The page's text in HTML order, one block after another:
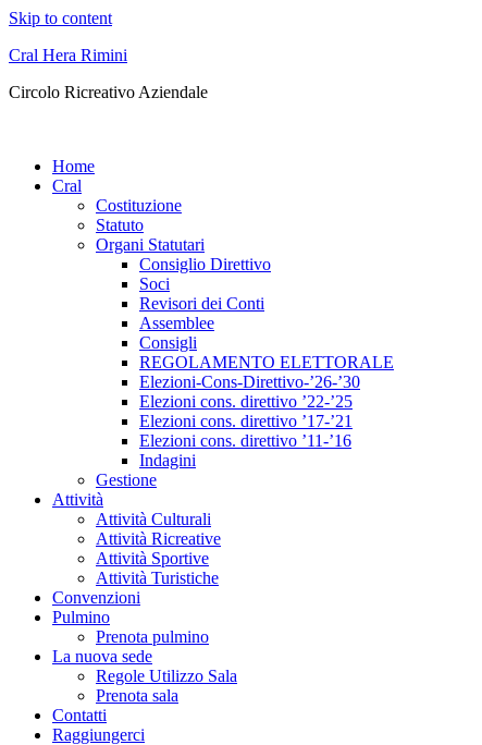
Skip to content
Cral Hera Rimini
Circolo Ricreativo Aziendale
Home
Cral
Costituzione
Statuto
Organi Statutari
Consiglio Direttivo
Soci
Revisori dei Conti
Assemblee
Consigli
REGOLAMENTO ELETTORALE
Elezioni-Cons-Direttivo-’26-’30
Elezioni cons. direttivo ’22-’25
Elezioni cons. direttivo ’17-’21
Elezioni cons. direttivo ’11-’16
Indagini
Gestione
Attività
Attività Culturali
Attività Ricreative
Attività Sportive
Attività Turistiche
Convenzioni
Pulmino
Prenota pulmino
La nuova sede
Regole Utilizzo Sala
Prenota sala
Contatti
Raggiungerci